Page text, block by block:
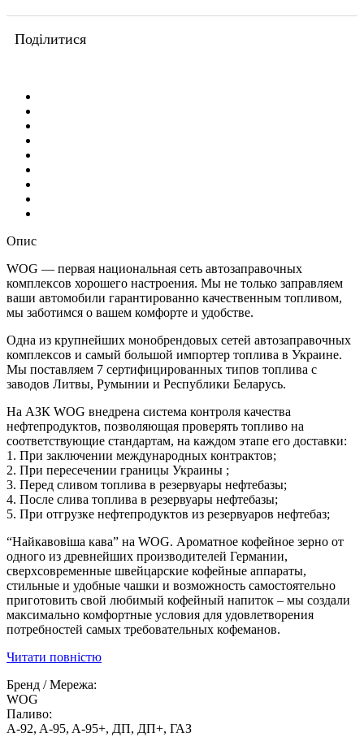
Поділитися
Опис
WOG — первая национальная сеть автозаправочных
комплексов хорошего настроения. Мы не только заправляем
ваши автомобили гарантированно качественным топливом,
мы заботимся о вашем комфорте и удобстве.
Одна из крупнейших монобрендовых сетей автозаправочных
комплексов и самый большой импортер топлива в Украине.
Мы поставляем 7 сертифицированных типов топлива с
заводов Литвы, Румынии и Республики Беларусь.
На АЗК WOG внедрена система контроля качества
нефтепродуктов, позволяющая проверять топливо на
соответствующие стандартам, на каждом этапе его доставки:
1. При заключении международных контрактов;
2. При пересечении границы Украины ;
3. Перед сливом топлива в резервуары нефтебазы;
4. После слива топлива в резервуары нефтебазы;
5. При отгрузке нефтепродуктов из резервуаров нефтебаз;
“Найкавовіша кава” на WOG. Ароматное кофейное зерно от
одного из древнейших производителей Германии,
сверхсовременные швейцарские кофейные аппараты,
стильные и удобные чашки и возможность самостоятельно
приготовить свой ​​любимый кофейный напиток – мы создали
максимально комфортные условия для удовлетворения
потребностей самых требовательных кофеманов.
Читати повністю
Бренд / Мережа:
WOG
Паливо:
A-92, A-95, A-95+, ДП, ДП+, ГАЗ